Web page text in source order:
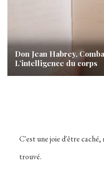
Don Jean Habrey,
L’intelligence du corps
C'est une joie d'être caché,
trouvé.